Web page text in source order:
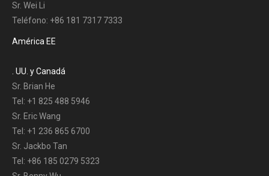
Sr. Wei Li
Teléfono: +86 181 7317 7333
América EE
. UU. y Canadá
Sr. Brian He
Tel: +1 825 488 5946
Sr. Eric Wang
Tel: +1 236 865 6700
Sr. Jackbo Tan
Tel: +86 185 0279 5323